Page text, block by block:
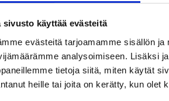
sivusto käyttää evästeitä
evästeitä tarjoamamme sisällön
analysoimiseen. Lisäksi
tietoja siitä, miten käytät
heille tai joita on kerätty, kun olet
ja Karjaan Puhelimen infra- ja
myös sähköverkon
sähköntuotantoon